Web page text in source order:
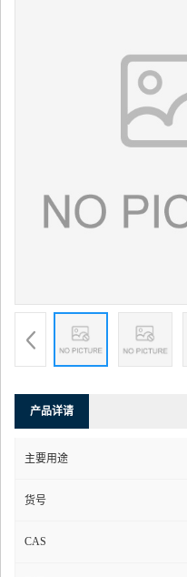
产品详请
主要用途
货号
CAS